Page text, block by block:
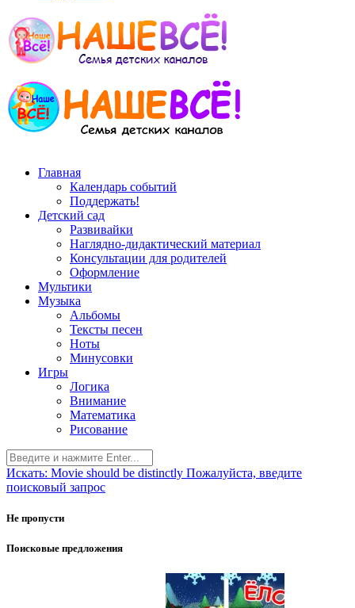
Главная
Календарь событий
Поддержать!
Детский сад
Развивайки
Наглядно-дидактический материал
Консультации для родителей
Оформление
Мультики
Музыка
Альбомы
Тексты песен
Ноты
Минусовки
Игры
Логика
Внимание
Математика
Рисование
Искать: Movie should be distinctly Пожалуйста, введите
поисковый запрос
Не пропусти
Поисковые предложения